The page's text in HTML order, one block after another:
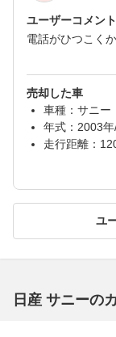
ユーザーコメント
電話がひつこく
売却した車
車種：サニー
年式：2003
走行距離：
ユ
日産 サニーの